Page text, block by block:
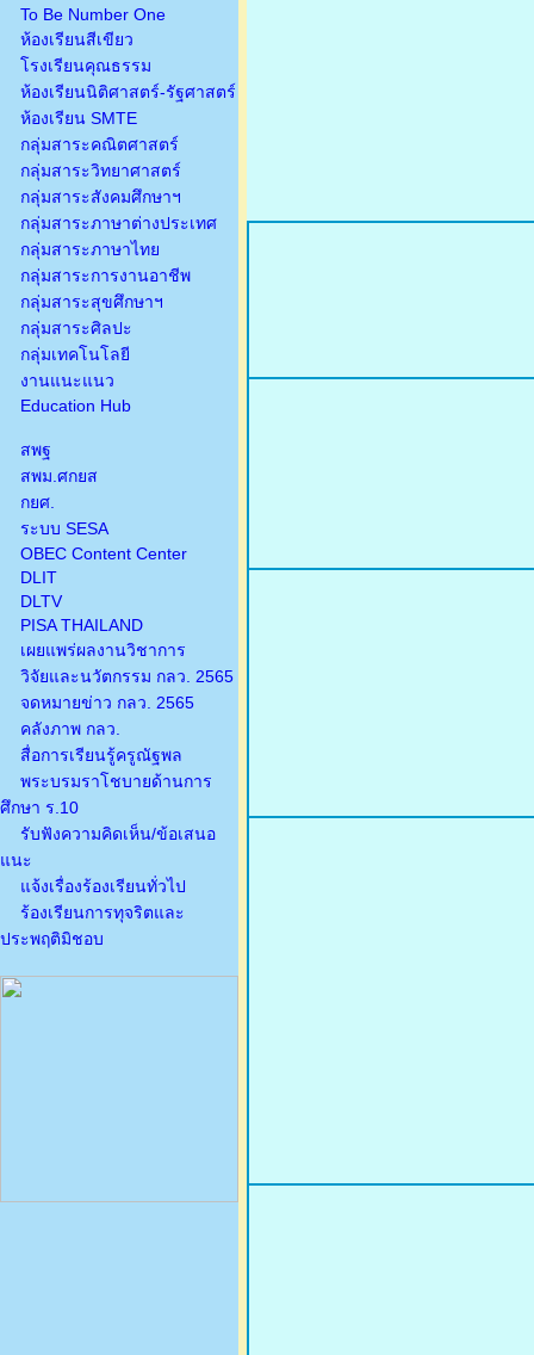
To Be Number One
ห้องเรียนสีเขียว
โรงเรียนคุณธรรม
ห้องเรียนนิติศาสตร์-รัฐศาสตร์
ห้องเรียน SMTE
กลุ่มสาระคณิตศาสตร์
กลุ่มสาระวิทยาศาสตร์
กลุ่มสาระสังคมศึกษาฯ
กลุ่มสาระภาษาต่างประเทศ
กลุ่มสาระภาษาไทย
กลุ่มสาระการงานอาชีพ
กลุ่มสาระสุขศึกษาฯ
กลุ่มสาระศิลปะ
กลุ่มเทคโนโลยี
งานแนะแนว
Education Hub
สพฐ
สพม.ศกยส
กยศ.
ระบบ SESA
OBEC Content Center
DLIT
DLTV
PISA THAILAND
เผยแพร่ผลงานวิชาการ
วิจัยและนวัตกรรม กลว. 2565
จดหมายข่าว กลว. 2565
คลังภาพ กลว.
สื่อการเรียนรู้ครูณัฐพล
พระบรมราโชบายด้านการ
ศึกษา ร.10
รับฟังความคิดเห็น/ข้อเสนอ
แนะ
แจ้งเรื่องร้องเรียนทั่วไป
ร้องเรียนการทุจริตและ
ประพฤติมิชอบ